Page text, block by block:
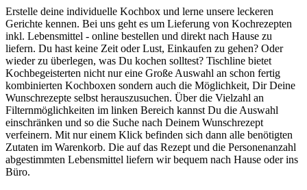
Erstelle deine individuelle Kochbox und lerne unsere leckeren
Gerichte kennen. Bei uns geht es um Lieferung von Kochrezepten
inkl. Lebensmittel - online bestellen und direkt nach Hause zu
liefern. Du hast keine Zeit oder Lust, Einkaufen zu gehen? Oder
wieder zu überlegen, was Du kochen solltest? Tischline bietet
Kochbegeisterten nicht nur eine Große Auswahl an schon fertig
kombinierten Kochboxen sondern auch die Möglichkeit, Dir Deine
Wunschrezepte selbst herauszusuchen. Über die Vielzahl an
Filternmöglichkeiten im linken Bereich kannst Du die Auswahl
einschränken und so die Suche nach Deinem Wunschrezept
verfeinern. Mit nur einem Klick befinden sich dann alle benötigten
Zutaten im Warenkorb. Die auf das Rezept und die Personenanzahl
abgestimmten Lebensmittel liefern wir bequem nach Hause oder ins
Büro.